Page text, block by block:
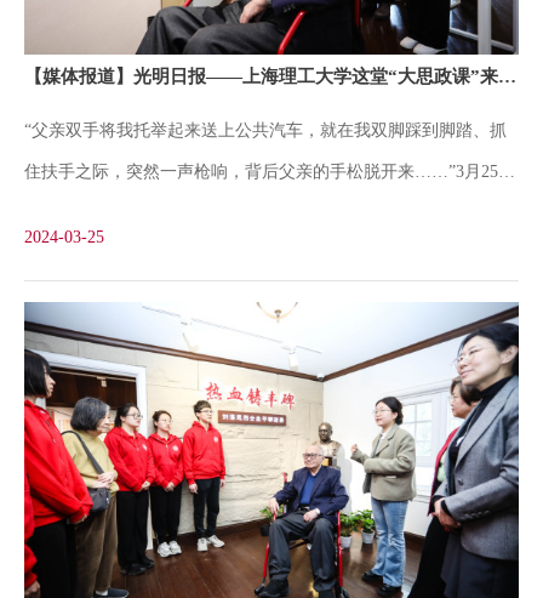
那段红色历史，今天历史的亲历者就在面前，那些曾经只出现在史
料上的名字和事迹变得生动起来。”她表示，刘光华先生的描述和
耕校史研究、传播校史文化、赓续红色文脉。不仅是肖琳琳，学校
今天特别组织了一批学生志愿讲解员，他们今天在现场聆听了烈士
【媒体报道】光明日报——上海理工大学这堂“大思政课”来了一位特殊的“90后”讲解员
“父亲双手将我托举起来送上公共汽车，就在我双脚踩到脚踏、抓
住扶手之际，突然一声枪响，背后父亲的手松脱开来……”3月25
殉难日即将到来之际，刘光华校友在亲属的陪同下，来到留下自己
儿时记忆的故居缅怀父亲、追忆历史，也为在场的师生们带来了一
堂生动的“思政课”。坐在轮椅上，面对着主题馆展陈中刘湛恩的大
幅相片，刘光华动情地回忆起86年前父亲殉难时的场景，师生和亲
友们无不动容。档案馆肖琳琳老师作为一名年轻的校史研究工作者
是本次活动的讲解者，她感慨地说：“之前是通过资料和展板了解
那段红色历史，今天历史的亲历者就在面前，那些曾经只出现在史
2024-03-25